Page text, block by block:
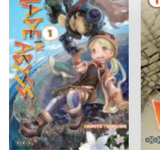
Ajouter
à la
wishlist